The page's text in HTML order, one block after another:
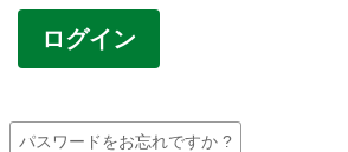
パスワードをお忘れですか ?